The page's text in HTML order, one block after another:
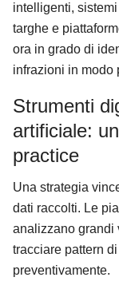
intelligenti,
targhe e
ora in grado di
infrazioni in modo
Strumenti
artificiale:
practice
Una strategia
dati raccolti. Le
analizzano grandi
tracciare pattern
preventivamente.